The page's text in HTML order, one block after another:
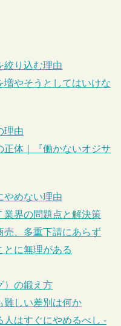
絞り込む理由
やそうとしてはいけな
理由
体｜『働かないオジサ
やめない理由
業界の問題点と解決策
売、多重下請にあらず
とに無理がある
）の鍛え方
難しい差別は何か
人はすぐにやめるべし -